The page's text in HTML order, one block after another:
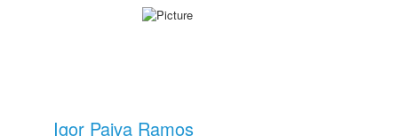
Igor Paiva Ramos